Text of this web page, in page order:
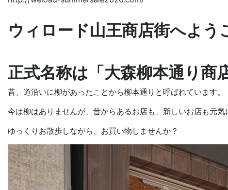
ウィロード山王商店街へよう
正式名称は「大森柳本通り商
昔、道沿いに柳があったことから柳本通りと呼ばれています。
今は柳はありませんが、昔からあるお店も、新しいお店も元気
ゆっくりお散歩しながら、お買い物しませんか？